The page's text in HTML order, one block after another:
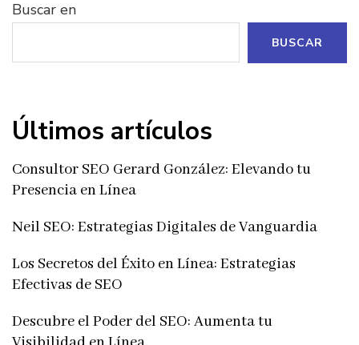
Buscar en
BUSCAR
Últimos artículos
Consultor SEO Gerard González: Elevando tu
Presencia en Línea
Neil SEO: Estrategias Digitales de Vanguardia
Los Secretos del Éxito en Línea: Estrategias
Efectivas de SEO
Descubre el Poder del SEO: Aumenta tu